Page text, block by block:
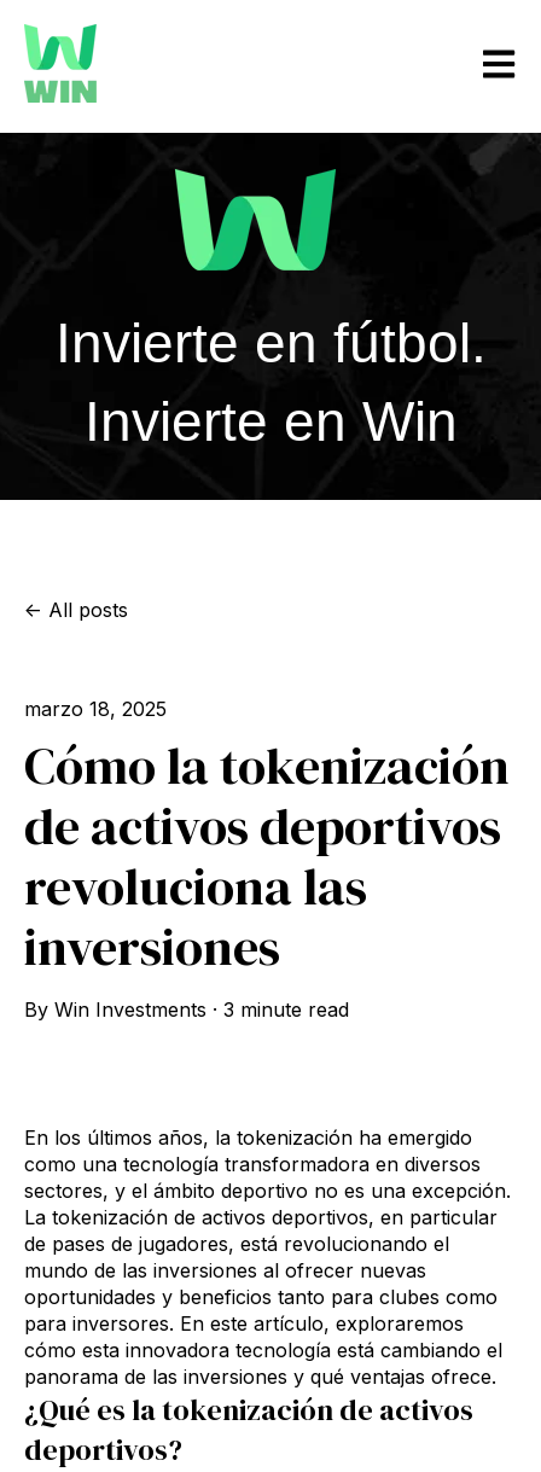
Open
Invierte en fútbol.
Invierte en Win
All posts
marzo 18, 2025
Cómo la tokenización
de activos deportivos
revoluciona las
inversiones
By Win Investments · 3 minute read
En los últimos años, la tokenización ha emergido
como una tecnología transformadora en diversos
sectores, y el ámbito deportivo no es una excepción.
La tokenización de activos deportivos, en particular
de pases de jugadores, está revolucionando el
mundo de las inversiones al ofrecer nuevas
oportunidades y beneficios tanto para clubes como
para inversores. En este artículo, exploraremos
cómo esta innovadora tecnología está cambiando el
panorama de las inversiones y qué ventajas ofrece.
¿Qué es la tokenización de activos
deportivos?